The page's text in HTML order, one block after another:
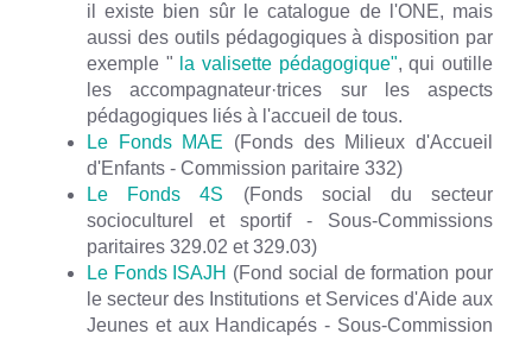
il existe bien sûr le catalogue de l'ONE, mais
aussi des outils pédagogiques à disposition par
exemple " la valisette pédagogique", qui outille
les accompagnateur·trices sur les aspects
pédagogiques liés à l'accueil de tous.
Le Fonds MAE (Fonds des Milieux d'Accueil
d'Enfants - Commission paritaire 332)
Le Fonds 4S (Fonds social du secteur
socioculturel et sportif - Sous-Commissions
paritaires 329.02 et 329.03)
Le Fonds ISAJH (Fond social de formation pour
le secteur des Institutions et Services d'Aide aux
Jeunes et aux Handicapés - Sous-Commission